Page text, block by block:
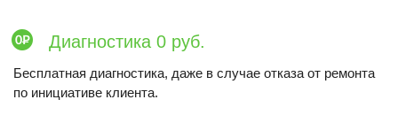
Диагностика 0 руб.
Бесплатная диагностика, даже в случае отказа от ремонта
по инициативе клиента.